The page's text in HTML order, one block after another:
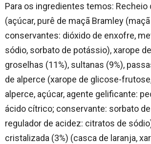
Para os ingredientes temos: Recheio
(açúcar, purê de maçã Bramley
conservantes: dióxido de enxofre,
sódio, sorbato de potássio), xarope
groselhas (11%), sultanas (9%),
de alperce (xarope de glicose-
alperce, açúcar, agente gelificante:
ácido cítrico; conservante: sorbato
regulador de acidez: citratos de
cristalizada (3%) (casca de laranja,